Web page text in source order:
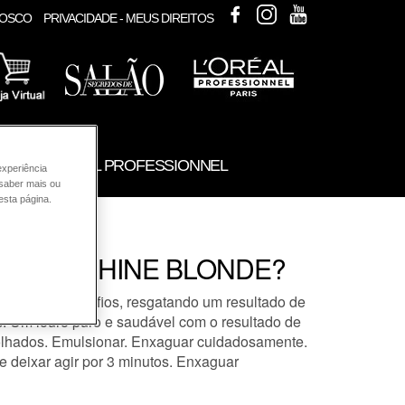
PRIVACIDADE - MEUS DIREITOS
FACEBOOKINSTAGRAM
L'ORÉAL PROFESSIONNEL
SHINE BLONDE?
dos fios, resgatando um resultado de
louro puro e saudável com o resultado de
Emulsionar. Enxaguar cuidadosamente.
deixar agir por 3 minutos. Enxaguar
mais ou
página.